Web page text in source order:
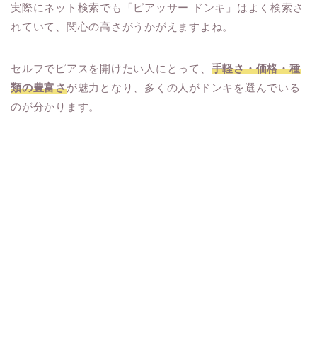
実際にネット検索でも「ピアッサー ドンキ」はよく検索さ
れていて、関心の高さがうかがえますよね。
セルフでピアスを開けたい人にとって、 手軽さ・価格・種
類の豊富さが魅力となり、多くの人がドンキを選んでいる
のが分かります。